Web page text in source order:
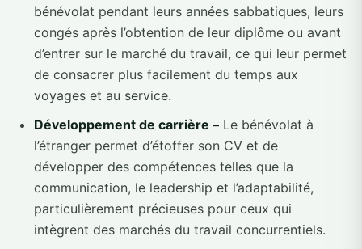
bénévolat pendant leurs années sabbatiques, leurs
congés après l’obtention de leur diplôme ou avant
d’entrer sur le marché du travail, ce qui leur permet
de consacrer plus facilement du temps aux
voyages et au service.
Développement de carrière – Le bénévolat à
l’étranger permet d’étoffer son CV et de
développer des compétences telles que la
communication, le leadership et l’adaptabilité,
particulièrement précieuses pour ceux qui
intègrent des marchés du travail concurrentiels.